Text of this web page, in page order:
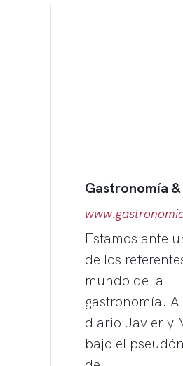
Gastronomía &
Estamos ante
de los
mundo de la
gastronomía. A
diario Javier y
bajo el